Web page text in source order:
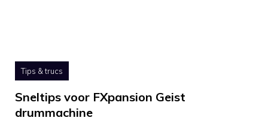
Tips & trucs
Sneltips voor FXpansion Geist
drummachine